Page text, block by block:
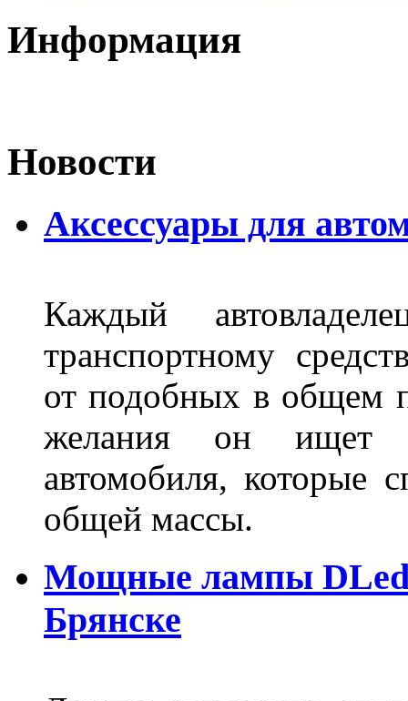
Информация
Новости
Аксессуары для
Каждый
транспортному
от подобных в общем
желания он ищет
автомобиля, которые
общей массы.
Мощные лампы DLed
Брянске